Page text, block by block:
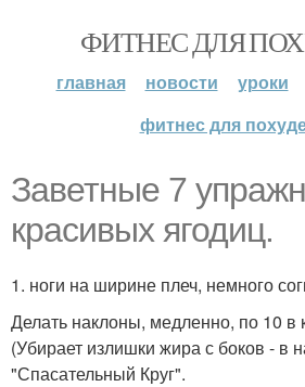
ФИТНЕС ДЛЯ
главная новости уроки
фитнес для
Заветные 7
красивых ягодиц.
1. ноги на ширине плеч, немного
Делать наклоны, медленно, по 10 в
(Убирает излишки жира с боков - в
"Спасательный Круг".